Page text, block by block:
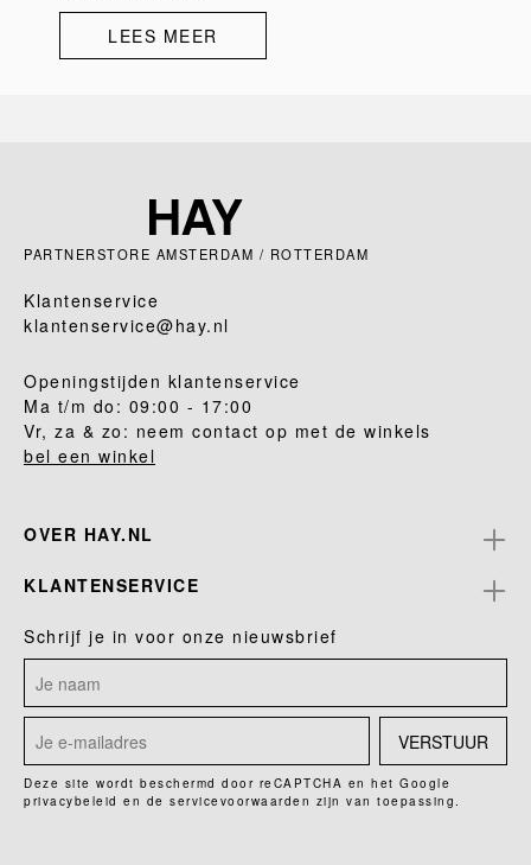
LEES MEER
PARTNERSTORE AMSTERDAM / ROTTERDAM
Klantenservice
klantenservice@hay.nl
Openingstijden klantenservice
Ma t/m do: 09:00 - 17:00
Vr, za & zo: neem contact op met de winkels
bel een winkel
OVER HAY.NL
KLANTENSERVICE
Schrijf je in voor onze nieuwsbrief
VERSTUUR
Deze site wordt beschermd door reCAPTCHA en het Google
privacybeleid en de servicevoorwaarden zijn van toepassing.